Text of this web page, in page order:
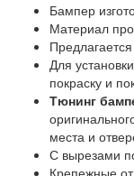
Бампер
Материал
Для
покраску и
Тюнинг
места и
С вырезами